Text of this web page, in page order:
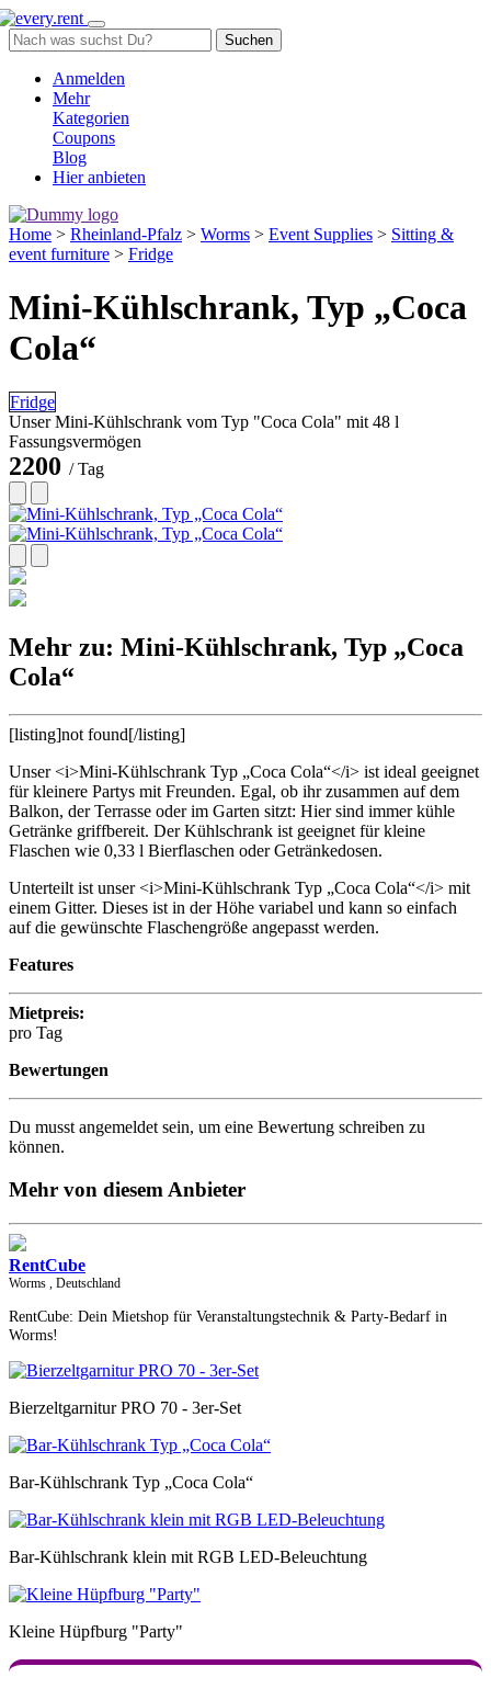
Suchen
Anmelden
Mehr
Kategorien
Coupons
Blog
Hier anbieten
Home > Rheinland-Pfalz > Worms > Event Supplies > Sitting &
event furniture > Fridge
Mini-Kühlschrank, Typ „Coca
Cola“
Fridge
Unser Mini-Kühlschrank vom Typ "Coca Cola" mit 48 l
Fassungsvermögen
2200 / Tag
Mehr zu: Mini-Kühlschrank, Typ „Coca
Cola“
[listing]not found[/listing]
Unser <i>Mini-Kühlschrank Typ „Coca Cola“</i> ist ideal geeignet
für kleinere Partys mit Freunden. Egal, ob ihr zusammen auf dem
Balkon, der Terrasse oder im Garten sitzt: Hier sind immer kühle
Getränke griffbereit. Der Kühlschrank ist geeignet für kleine
Flaschen wie 0,33 l Bierflaschen oder Getränkedosen.
Unterteilt ist unser <i>Mini-Kühlschrank Typ „Coca Cola“</i> mit
einem Gitter. Dieses ist in der Höhe variabel und kann so einfach
auf die gewünschte Flaschengröße angepasst werden.
Features
Mietpreis:
pro Tag
Bewertungen
Du musst angemeldet sein, um eine Bewertung schreiben zu
können.
Mehr von diesem Anbieter
RentCube
Worms , Deutschland
RentCube: Dein Mietshop für Veranstaltungstechnik & Party-Bedarf in
Worms!
Bierzeltgarnitur PRO 70 - 3er-Set
Bar-Kühlschrank Typ „Coca Cola“
Bar-Kühlschrank klein mit RGB LED-Beleuchtung
Kleine Hüpfburg "Party"